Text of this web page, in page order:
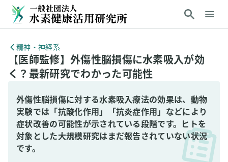
精神・神経系
【医師監修】外傷性脳損傷に水素吸入が効
く？最新研究でわかった可能性
外傷性脳損傷に対する水素吸入療法の効果は、動物
実験では「抗酸化作用」「抗炎症作用」などにより
症状改善の可能性が示されている段階です。ヒトを
対象とした大規模研究はまだ報告されていない状況
です。